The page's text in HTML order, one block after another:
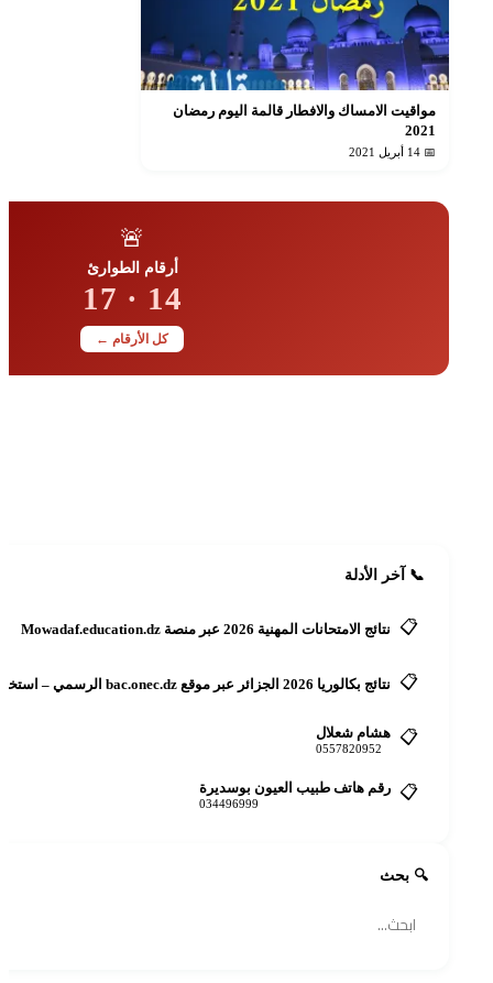
مواقيت الامساك والافطار قالمة اليوم رمضان
2021
📅 14 أبريل 2021
🚨
أرقام الطوارئ
14 · 17
كل الأرقام ←
📞 آخر الأدلة
📋 نتائج الامتحانات المهنية 2026 عبر منصة Mowadaf.education.dz
📋 نتائج بكالوريا 2026 الجزائر عبر موقع bac.onec.dz الرسمي – استخراج كشف النقاط
📋 هشام شعلال
0557820952
📋 رقم هاتف طبيب العيون بوسديرة
034496999
🔍 بحث